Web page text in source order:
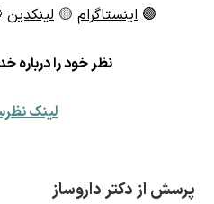
🟣 اینستاگرام 🟡 لینکدین
نظر خود را درباره
لینک
پرسش از دکتر داروساز